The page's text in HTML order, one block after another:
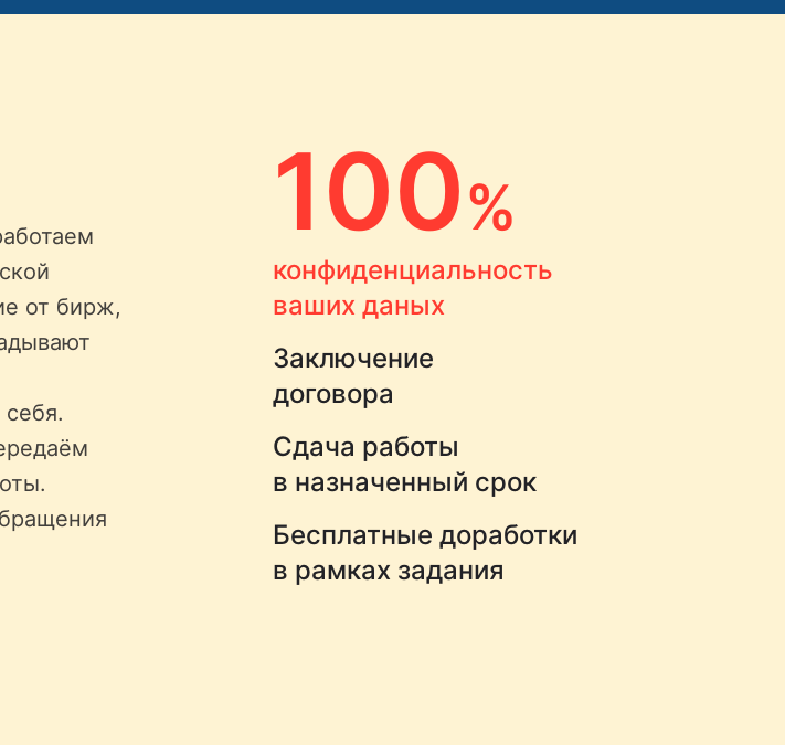
от бирж,
100%
конфиденциальность
ваших даных
Заключение
договора
Сдача работы
в назначенный срок
Бесплатные доработки
в рамках задания